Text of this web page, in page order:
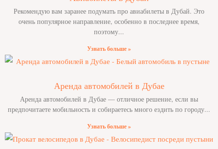
Рекомендую вам заранее подумать про авиабилеты в Дубай. Это
очень популярное направление, особенно в последнее время,
поэтому
Узнать больше »
Аренда автомобилей в Дубае
Аренда автомобилей в Дубае — отличное решение, если вы
предпочитаете мобильность и собираетесь много ездить по городу
Узнать больше »